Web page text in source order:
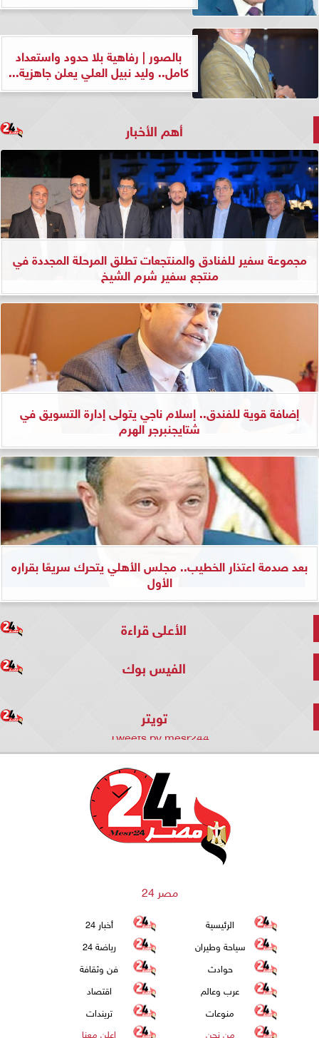
بالصور | رفاهية بلا حدود واستعداد
كامل.. وليد نبيل العلي يعلن جاهزية...
أهم الأخبار
مجموعة سفير للفنادق والمنتجعات تطلق المرحلة المجددة في
منتجع سفير شرم الشيخ
إضافة قوية للفندق.. إسلام ناجي يتولى إدارة التسويق في
شتايجنبرجر الهرم
بعد صدمة اعتذار الخطيب.. مجلس الأهلي يتحرك سريعًا بقراره
الأول
الأعلى قراءة
الفيس بوك
تويتر
Tweets by mesr244
مصر 24
الرئيسية
أخبار 24
سياحة وطيران
رياضة 24
حوادث
فن وثقافة
عرب وعالم
اقتصاد
منوعات
تريندات
من نحن
اعلن معنا